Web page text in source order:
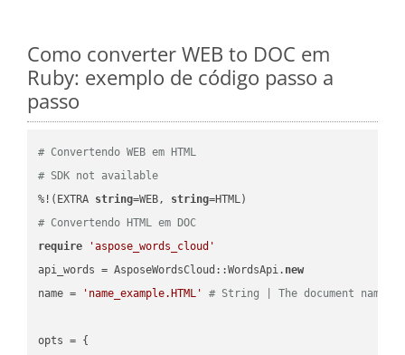
Como converter WEB to DOC em
Ruby: exemplo de código passo a
passo
# Convertendo WEB em HTML
# SDK not available
%!(EXTRA string=WEB, string
# Convertendo HTML em DOC
require
'aspose_words_cloud'
api_words = AsposeWordsCloud::WordsApi. new
name =
'name_example.HTML' # String | The document name.
opts = {